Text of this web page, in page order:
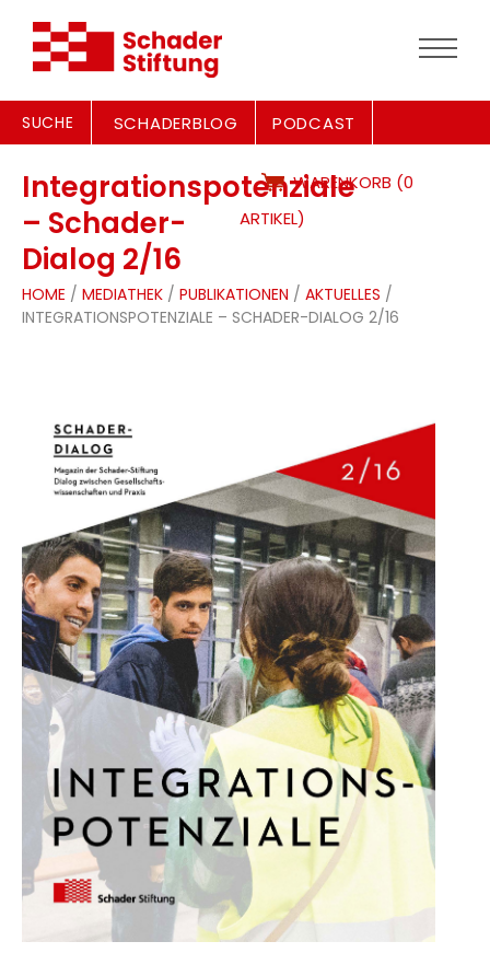
SUCHE SCHADERBLOG PODCAST
Integrationspotenziale
– Schader-
Dialog 2/16
WARENKORB (0
ARTIKEL)
HOME / MEDIATHEK / PUBLIKATIONEN / AKTUELLES /
INTEGRATIONSPOTENZIALE – SCHADER-DIALOG 2/16